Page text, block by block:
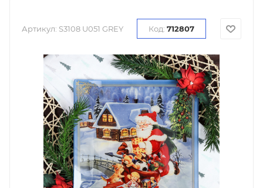
Артикул: S3108 U051 GREY Код: 712807